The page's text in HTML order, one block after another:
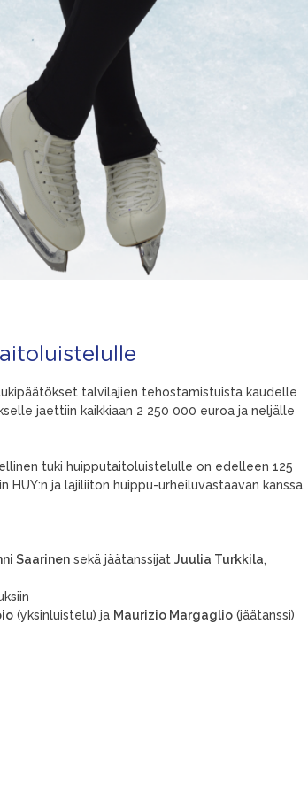
talvilajien tehostamistuista kaudelle
jaettiin kaikkiaan 2 250 000 euroa ja neljälle
tuki huipputaitoluistelulle on edelleen 125
ja lajiliiton huippu-urheiluvastaavan kanssa.
Saarinen sekä jäätanssijat Juulia Turkkila,
(yksinluistelu) ja Maurizio Margaglio (jäätanssi)